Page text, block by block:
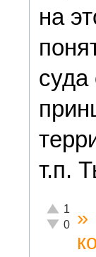
на
суда
т.п.
Отлично!
1
0
»